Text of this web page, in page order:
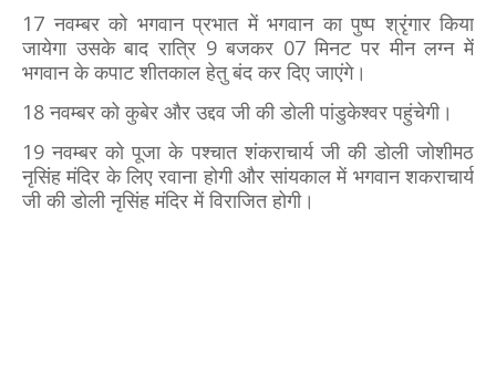
17 नवम्बर को भगवान प्रभात में भगवान का पुष्प श्रृंगार किया
जायेगा उसके बाद रात्रि 9 बजकर 07 मिनट पर मीन लग्न में
भगवान के कपाट शीतकाल हेतु बंद कर दिए जाएंगे।
18 नवम्बर को कुबेर और उद्दव जी की डोली पांडुकेश्वर पहुंचेगी।
19 नवम्बर को पूजा के पश्चात शंकराचार्य जी की डोली जोशीमठ
नृसिंह मंदिर के लिए रवाना होगी और सांयकाल में भगवान शकराचार्य
जी की डोली नृसिंह मंदिर में विराजित होगी।